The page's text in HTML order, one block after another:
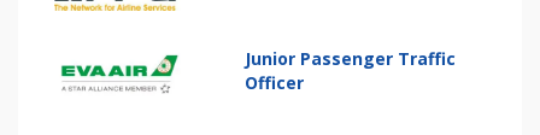
Junior Passenger Traffic
Officer